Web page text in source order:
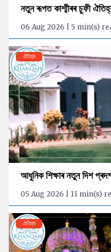
নতুন ৰূপত কাশ্মীৰৰ চুফী
06 Aug 2026 | 5 min(s)
ঐতিহ্য
আধুনিক শিক্ষাৰ নতুন দিশ
05 Aug 2026 | 11 min(s)
ঐতিহ্য